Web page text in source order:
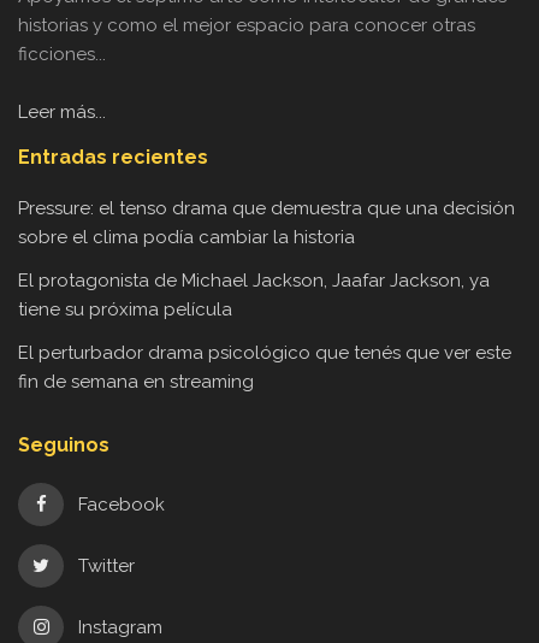
historias y como el mejor espacio para conocer otras
ficciones...
Leer más...
Entradas recientes
Pressure: el tenso drama que demuestra que una decisión
sobre el clima podía cambiar la historia
El protagonista de Michael Jackson, Jaafar Jackson, ya
tiene su próxima película
El perturbador drama psicológico que tenés que ver este
fin de semana en streaming
Seguinos
Facebook
Twitter
Instagram